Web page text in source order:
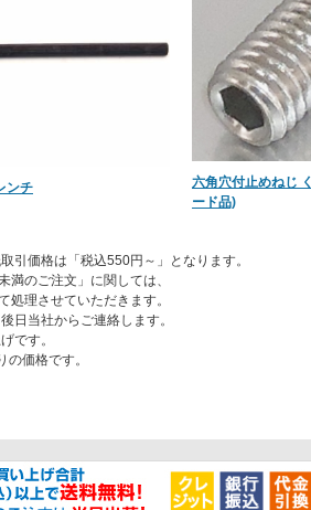
ンチ
六角穴付止めねじ
ード品)
引価格は「税込550円～」となります。
満のご注文」に関しては、
処理させていただきます。
日当社からご連絡します。
です。
価格です。